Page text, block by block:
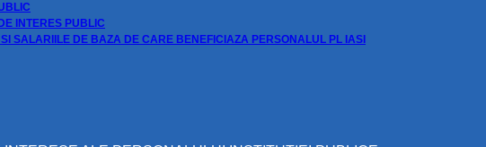
INTERES PUBLIC
SALARIILE DE BAZA DE CARE BENEFICIAZA PERSONALUL PL IASI